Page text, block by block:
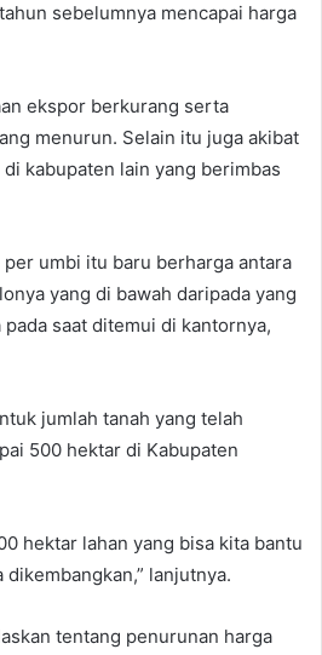
sebelumnya mencapai harga
ekspor berkurang serta
menurun. Selain itu juga akibat
kabupaten lain yang berimbas
per umbi itu baru berharga antara
yang di bawah daripada yang
saat ditemui di kantornya,
jumlah tanah yang telah
500 hektar di Kabupaten
hektar lahan yang bisa kita bantu
lanjutnya.
tentang penurunan harga